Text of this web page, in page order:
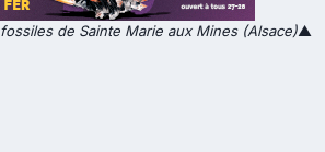
de Sainte Marie aux Mines (Alsace)▲